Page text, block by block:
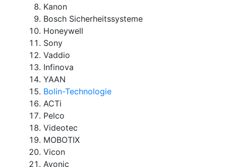
Kanon
Bosch Sicherheitssysteme
Honeywell
Sony
Vaddio
Infinova
YAAN
Bolin-Technologie
ACTi
Pelco
Videotec
MOBOTIX
Vicon
Avonic